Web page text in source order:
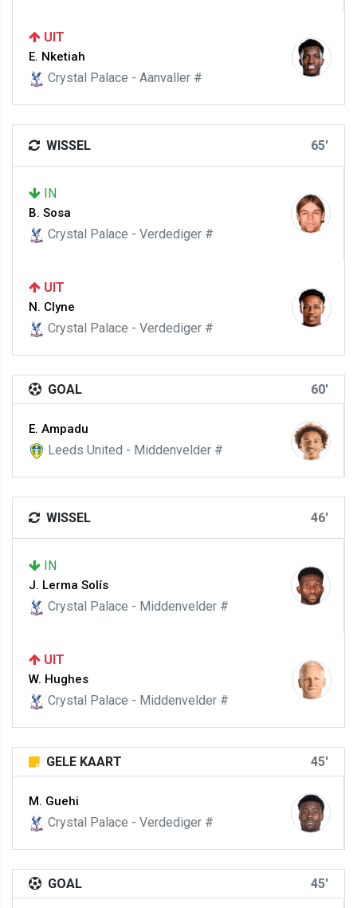
UIT
E. Nketiah
Crystal Palace - Aanvaller #
WISSEL 65'
IN
B. Sosa
Crystal Palace - Verdediger #
UIT
N. Clyne
Crystal Palace - Verdediger #
GOAL 60'
E. Ampadu
Leeds United - Middenvelder #
WISSEL 46'
IN
J. Lerma Solís
Crystal Palace - Middenvelder #
UIT
W. Hughes
Crystal Palace - Middenvelder #
GELE KAART 45'
M. Guehi
Crystal Palace - Verdediger #
GOAL 45'